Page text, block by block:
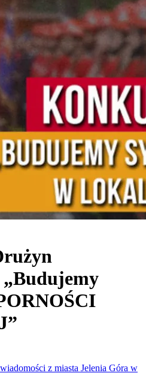
z miasta Jelenia Góra w